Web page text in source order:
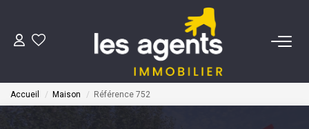
ACHETER
NOS AGENTS
Accueil Maison Référence 752